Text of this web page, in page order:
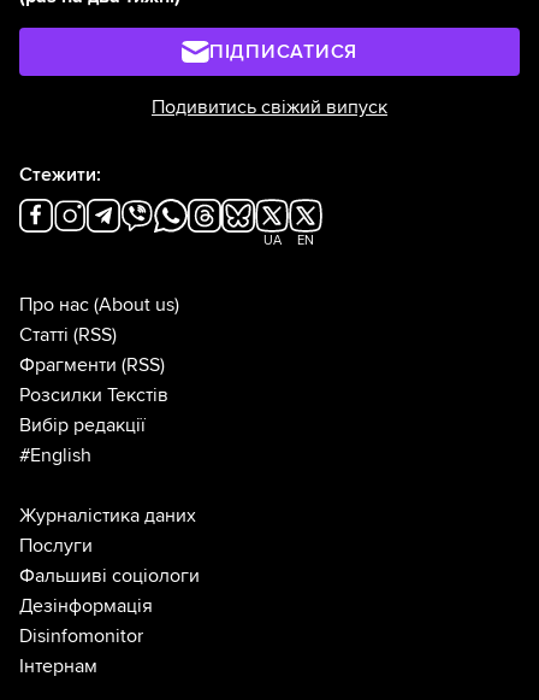
ПІДПИСАТИСЯ
Подивитись свіжий випуск
Стежити:
UA EN
Про нас (About us)
Статті (RSS)
Фрагменти (RSS)
Розсилки Текстів
Вибір редакції
#English
Журналістика даних
Послуги
Фальшиві соціологи
Дезінформація
Disinfomonitor
Інтернам